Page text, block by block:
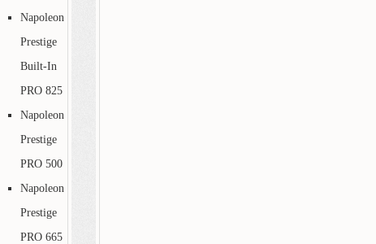
Napoleon
Prestige
Built-In
PRO 825
Napoleon
Prestige
PRO 500
Napoleon
Prestige
PRO 665